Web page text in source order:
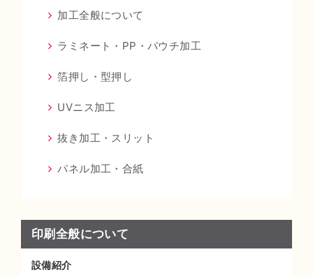
加工全般について
ラミネート・PP・パウチ加工
箔押し・型押し
UVニス加工
抜き加工・スリット
パネル加工・合紙
印刷全般について
設備紹介